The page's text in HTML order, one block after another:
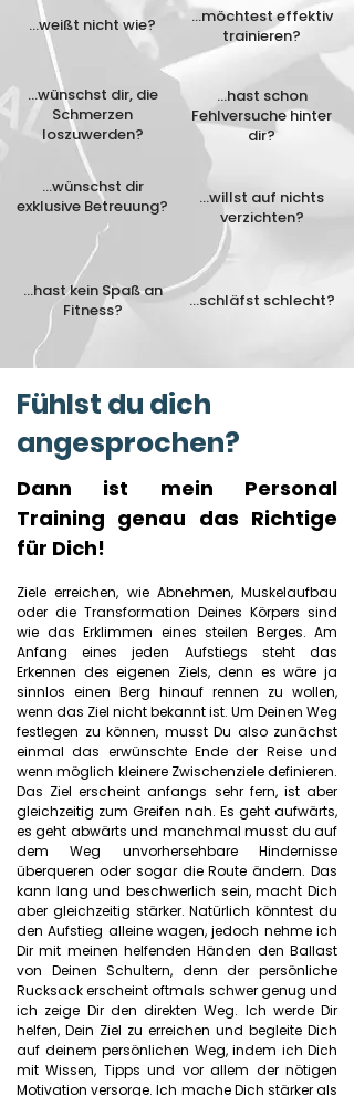
...weißt nicht wie?
...möchtest effektiv
trainieren?
...wünschst dir, die
Schmerzen
loszuwerden?
...hast schon
Fehlversuche hinter
dir?
...wünschst dir
exklusive Betreuung?
...willst auf nichts
verzichten?
...hast kein Spaß an
Fitness?
...schläfst schlecht?
Fühlst du dich
angesprochen?
Dann ist mein Personal
Training genau das Richtige
für Dich!
Ziele erreichen, wie Abnehmen, Muskelaufbau
oder die Transformation Deines Körpers sind
wie das Erklimmen eines steilen Berges. Am
Anfang eines jeden Aufstiegs steht das
Erkennen des eigenen Ziels, denn es wäre ja
sinnlos einen Berg hinauf rennen zu wollen,
wenn das Ziel nicht bekannt ist. Um Deinen Weg
festlegen zu können, musst Du also zunächst
einmal das erwünschte Ende der Reise und
wenn möglich kleinere Zwischenziele definieren.
Das Ziel erscheint anfangs sehr fern, ist aber
gleichzeitig zum Greifen nah. Es geht aufwärts,
es geht abwärts und manchmal musst du auf
dem Weg unvorhersehbare Hindernisse
überqueren oder sogar die Route ändern. Das
kann lang und beschwerlich sein, macht Dich
aber gleichzeitig stärker. Natürlich könntest du
den Aufstieg alleine wagen, jedoch nehme ich
Dir mit meinen helfenden Händen den Ballast
von Deinen Schultern, denn der persönliche
Rucksack erscheint oftmals schwer genug und
ich zeige Dir den direkten Weg. Ich werde Dir
helfen, Dein Ziel zu erreichen und begleite Dich
auf deinem persönlichen Weg, indem ich Dich
mit Wissen, Tipps und vor allem der nötigen
Motivation versorge. Ich mache Dich stärker als